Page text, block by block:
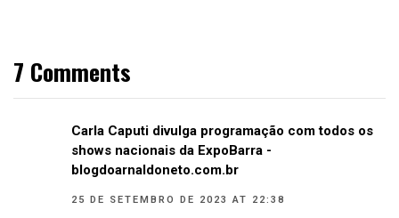
7 Comments
Carla Caputi divulga programação com todos os
shows nacionais da ExpoBarra -
blogdoarnaldoneto.com.br
25 DE SETEMBRO DE 2023 AT 22:38